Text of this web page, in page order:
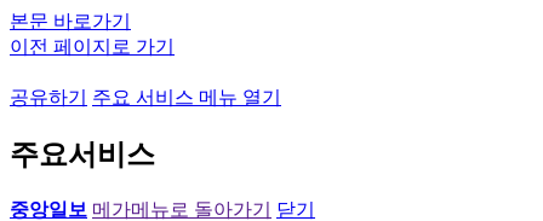
본문 바로가기
이전 페이지로 가기
공유하기 주요 서비스 메뉴 열기
주요서비스
중앙일보 메가메뉴로 돌아가기
닫기